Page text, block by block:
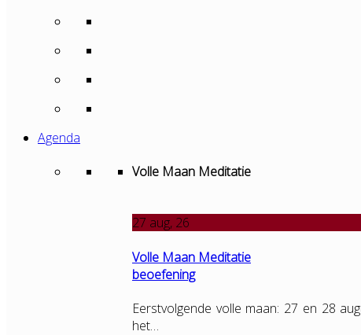
Agenda
Volle Maan Meditatie
27 aug, 26
Volle Maan Meditatie
beoefening
Eerstvolgende volle maan: 27 en 28
het…